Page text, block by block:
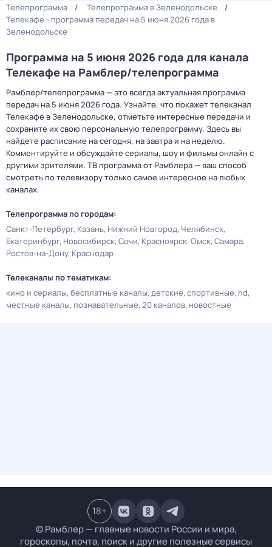
Телепрограмма
Телепрограмма в Зеленодольске
Телекафе - программа передач на 5 июня 2026 года в
Зеленодольске
Программа на 5 июня 2026 года для канала
Телекафе на Рамблер/телепрограмма
Рамблер/телепрограмма — это всегда актуальная программа
передач на 5 июня 2026 года. Узнайте, что покажет телеканал
Телекафе в Зеленодольске, отметьте интересные передачи и
сохраните их свою персональную телепрограмму. Здесь вы
найдете расписание на сегодня, на завтра и на неделю.
Комментируйте и обсуждайте сериалы, шоу и фильмы онлайн с
другими зрителями. ТВ программа от Рамблера — ваш способ
смотреть по телевизору только самое интересное на любых
каналах.
Телепрограмма по городам:
Санкт-Петербург Казань Нижний Новгород Челябинск
Екатеринбург Новосибирск Сочи Красноярск Омск Самара
Ростов-на-Дону Краснодар
Телеканалы по тематикам:
кино и сериалы бесплатные каналы детские спортивные hd
местные каналы познавательные 20 каналов новостные
© Рамблер — главные новости России и мира,
гороскопы, почта, поиск и другие полезные сервисы
18+